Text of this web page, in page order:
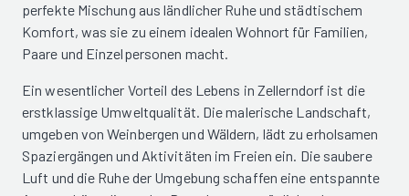
perfekte Mischung aus ländlicher Ruhe und städtischem
Komfort, was sie zu einem idealen Wohnort für Familien,
Paare und Einzelpersonen macht.
Ein wesentlicher Vorteil des Lebens in Zellerndorf ist die
erstklassige Umweltqualität. Die malerische Landschaft,
umgeben von Weinbergen und Wäldern, lädt zu erholsamen
Spaziergängen und Aktivitäten im Freien ein. Die saubere
Luft und die Ruhe der Umgebung schaffen eine entspannte